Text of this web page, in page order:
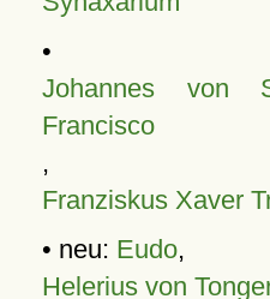
•
Johannes von
Francisco
,
Franziskus Xaver
• neu: Eudo,
Helerius von